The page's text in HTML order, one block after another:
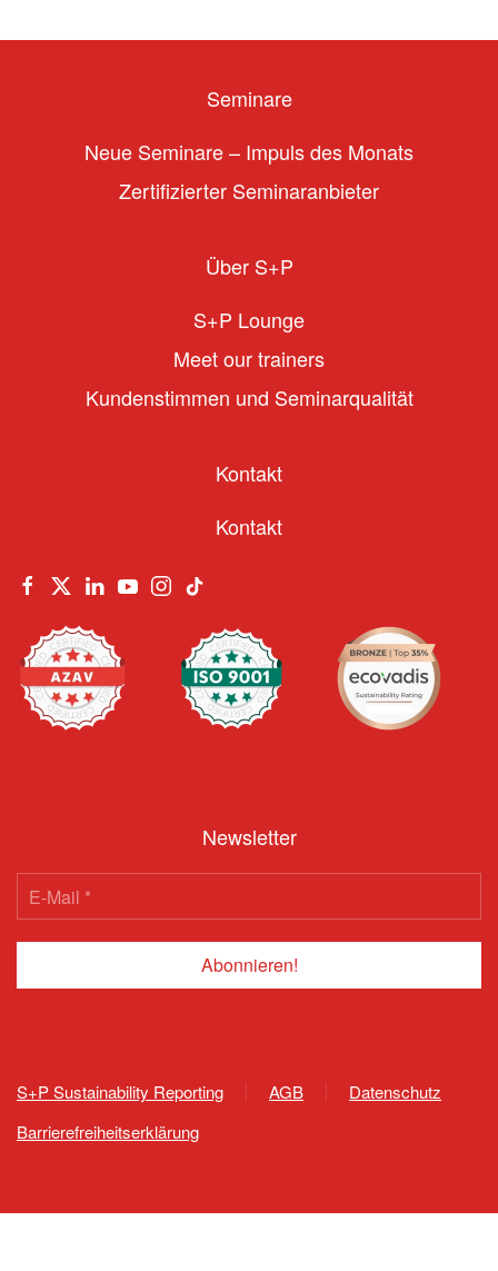
Seminare
Neue Seminare – Impuls des Monats
Zertifizierter Seminaranbieter
Über S+P
S+P Lounge
Meet our trainers
Kundenstimmen und Seminarqualität
Kontakt
Kontakt
Newsletter
S+P Sustainability Reporting AGB
Datenschutz
Barrierefreiheitserklärung